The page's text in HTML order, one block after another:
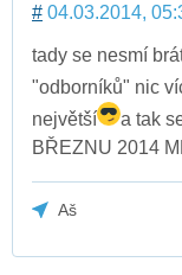
# 04.03.2014,
tady se nesmí
"odborníků" nic
největší
a tak
BŘEZNU 2014
Aš